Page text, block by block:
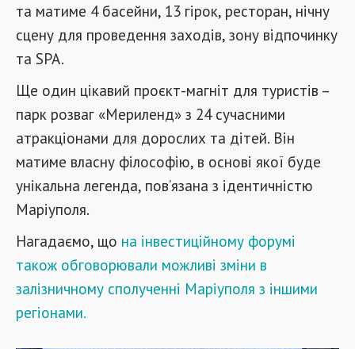
та матиме 4 басейни, 13 гірок, ресторан, нічну
сцену для проведення заходів, зону відпочинку
та SPA.
Ще один цікавий проєкт-магніт для туристів –
парк розваг «Мериленд» з 24 сучасними
атракціонами для дорослих та дітей. Він
матиме власну філософію, в основі якої буде
унікальна легенда, пов’язана з ідентичністю
Маріуполя.
Нагадаємо, що на інвестиційному форумі
також обговорювали можливі зміни в
залізничному сполученні Маріуполя з іншими
регіонами.